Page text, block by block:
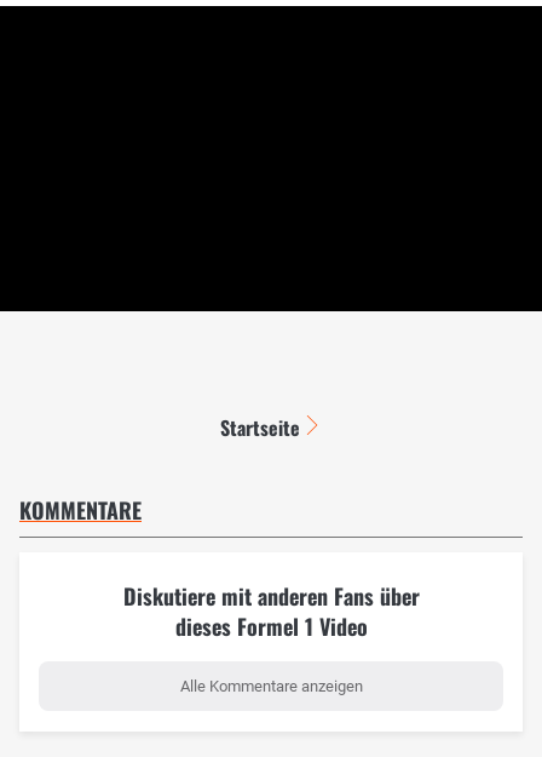
Startseite
KOMMENTARE
Diskutiere mit anderen Fans über
dieses Formel 1 Video
Alle Kommentare anzeigen